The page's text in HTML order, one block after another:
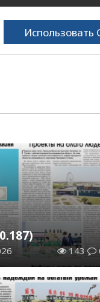
Использовать
143